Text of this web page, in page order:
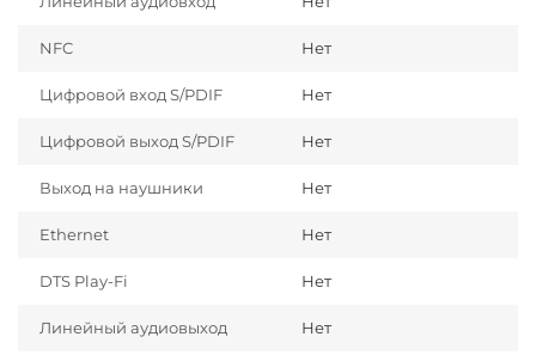
NFC Нет
Цифровой вход S/PDIF Нет
Цифровой выход S/PDIF Нет
Выход на наушники Нет
Ethernet Нет
DTS Play-Fi Нет
Линейный аудиовыход Нет